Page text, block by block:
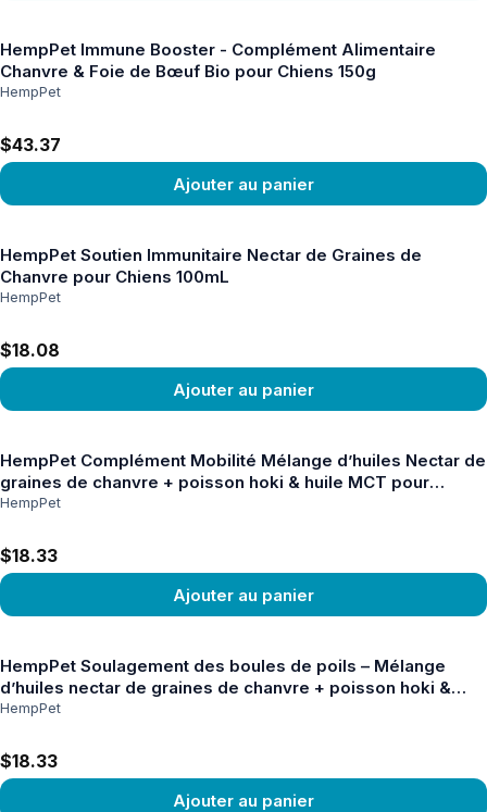
HempPet Immune Booster - Complément Alimentaire
Chanvre & Foie de Bœuf Bio pour Chiens 150g
HempPet
$43.37
Ajouter au panier
HempPet Soutien Immunitaire Nectar de Graines de
Chanvre pour Chiens 100mL
HempPet
$18.08
Ajouter au panier
HempPet Complément Mobilité Mélange d’huiles Nectar de
graines de chanvre + poisson hoki & huile MCT pour
chiens 100ml
HempPet
$18.33
Ajouter au panier
HempPet Soulagement des boules de poils – Mélange
d’huiles nectar de graines de chanvre + poisson hoki &
huile MCT pour chats 100ml
HempPet
$18.33
Ajouter au panier